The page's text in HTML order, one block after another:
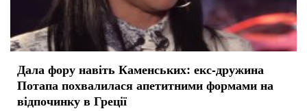
Дала фору навіть Каменських: екс-дружина
Потапа похвалилася апетитними формами на
відпочинку в Греції